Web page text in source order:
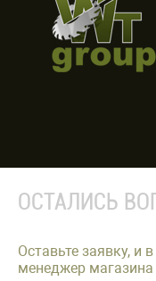
ОСТАЛИСЬ
Оставьте заявку, и
менеджер